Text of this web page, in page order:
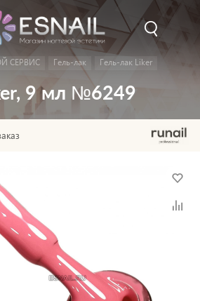
СЕРВИС Гель-лак Гель-лак Liker
9 мл №6249